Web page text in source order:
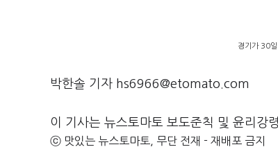
경기가 30
박한솔 기자 hs6966@etomato.com
이 기사는 뉴스토마토 보도준칙 및 윤리강
ⓒ 맛있는 뉴스토마토, 무단 전재 - 재배포 금지